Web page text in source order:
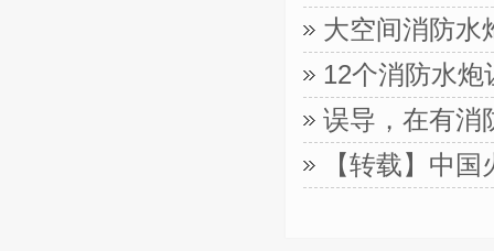
大空间消防水
12个消防水
误导，在有消
【转载】中